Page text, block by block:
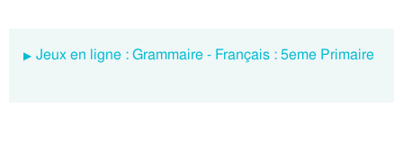
Jeux en ligne : Grammaire - Français : 5eme Primaire